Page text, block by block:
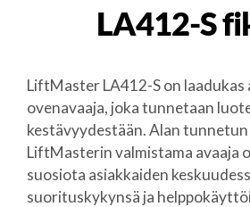
LA412-S
LiftMaster LA412-S on
ovenavaaja, joka tunnetaan
kestävyydestään. Alan
LiftMasterin valmistama avaaja
suosiota asiakkaiden
suorituskykynsä ja